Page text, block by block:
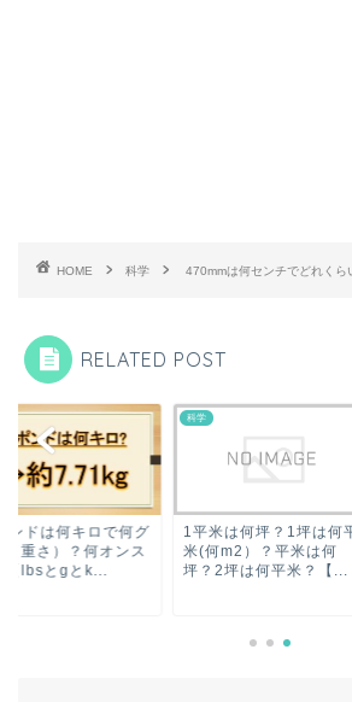
HOME 科学 470mmは何センチでどれくら
RELATED POST
は何坪？1坪は何平
m2）？平米は何
2坪は何平米？【...
未分類
1.1の10乗の答えや計算
や表記・パソコンや電卓
での出し方